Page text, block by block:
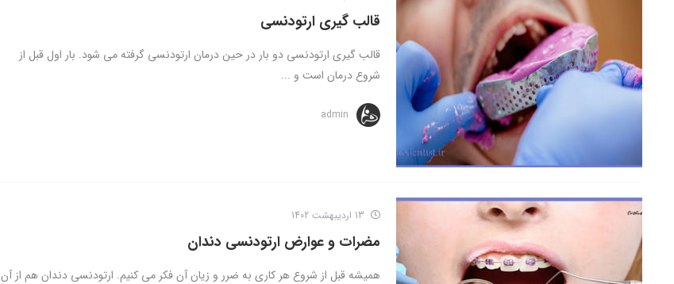
قالب گیری ارتودنسی
قالب گیری ارتودنسی دو بار در حین درمان ارتودنسی گرفته می شود. بار اول قبل از
شروع درمان است و ...
admin
مضرات و عوارض ارتودنسی دندان
همیشه قبل از شروع هر کاری به ضرر و زیان آن فکر می کنیم. ارتودنسی دندان هم از آن